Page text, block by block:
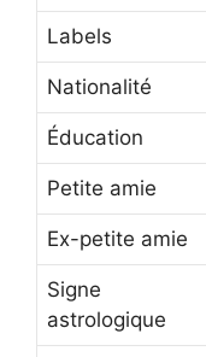
Labels
Nationalité
Éducation
Petite amie
Ex-petite amie
Signe
astrologique